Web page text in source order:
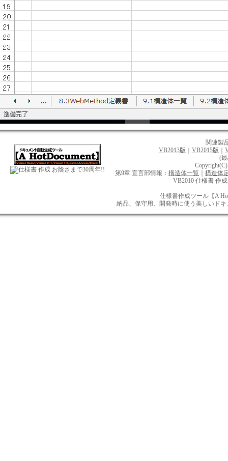
お陰さまで30周年!!
関連製
VB2013版
VB2015版
(
第9章 宣言部情報： 構造体一覧
構造体
VB2010 仕様書 作
仕様書作成ツール【A
納品、保守用、開発時に使う美しいド